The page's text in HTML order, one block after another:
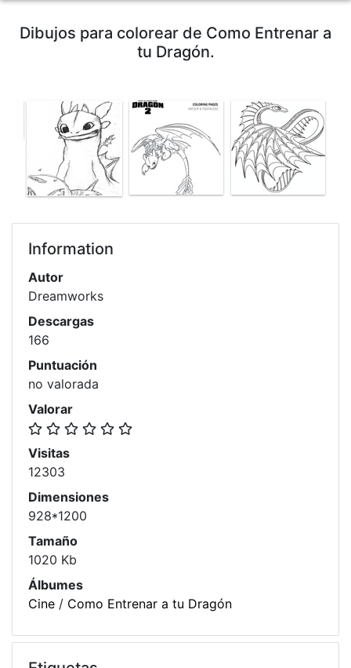
Dibujos para colorear de Como Entrenar a
tu Dragón.
Information
Autor
Dreamworks
Descargas
166
Puntuación
no valorada
Valorar
Visitas
12303
Dimensiones
928*1200
Tamaño
1020 Kb
Álbumes
Cine / Como Entrenar a tu Dragón